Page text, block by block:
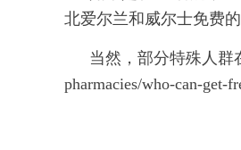
北爱尔兰和威尔士免费的
当然，部分特殊人群
pharmacies/who-can-get-